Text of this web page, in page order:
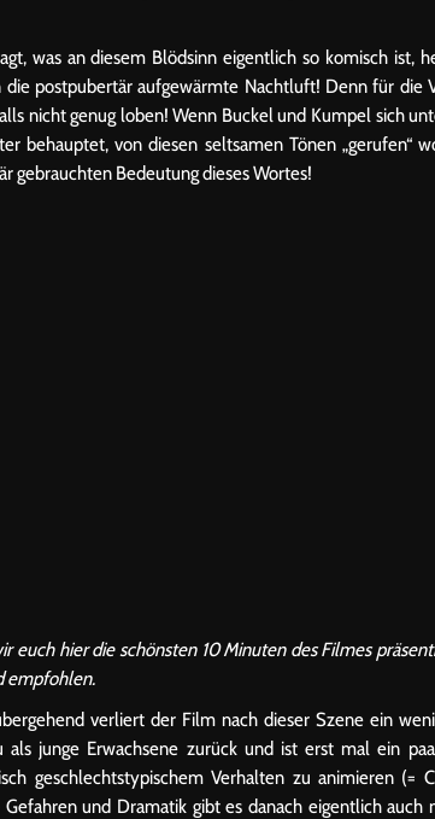
was an diesem Blödsinn eigentlich so komisch ist,
postpubertär aufgewärmte Nachtluft! Denn für die
nicht genug loben! Wenn Buckel und Kumpel sich
behauptet, von diesen seltsamen Tönen „gerufen“
gebrauchten Bedeutung dieses Wortes!
euch hier die schönsten 10 Minuten des Filmes
empfohlen.
verliert der Film nach dieser Szene ein
als junge Erwachsene zurück und ist erst mal ein
geschlechtstypischem Verhalten zu animieren (=
und Dramatik gibt es danach eigentlich